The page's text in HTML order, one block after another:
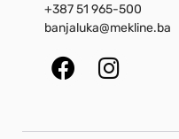
+387 51 965-500
banjaluka@mekline.ba